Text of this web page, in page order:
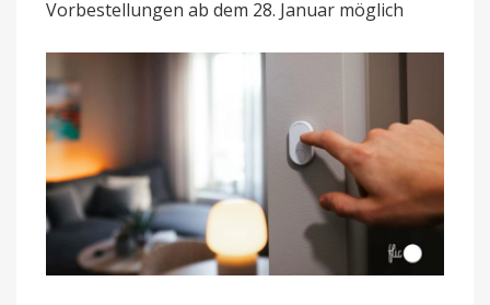
auf
CES
2025
Vorbestellungen ab dem 28. Januar möglich